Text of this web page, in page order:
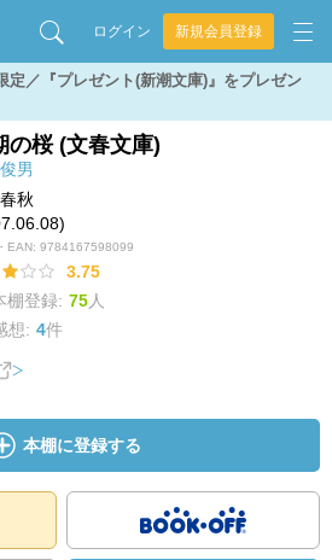
ログイン 新規会員登録
定／『プレゼント(新潮文庫)』をプレゼン
の桜 (文春文庫)
男
秋
EAN: 9784167598099
3.75
棚登録: 75人
想: 4件
本棚に登録する